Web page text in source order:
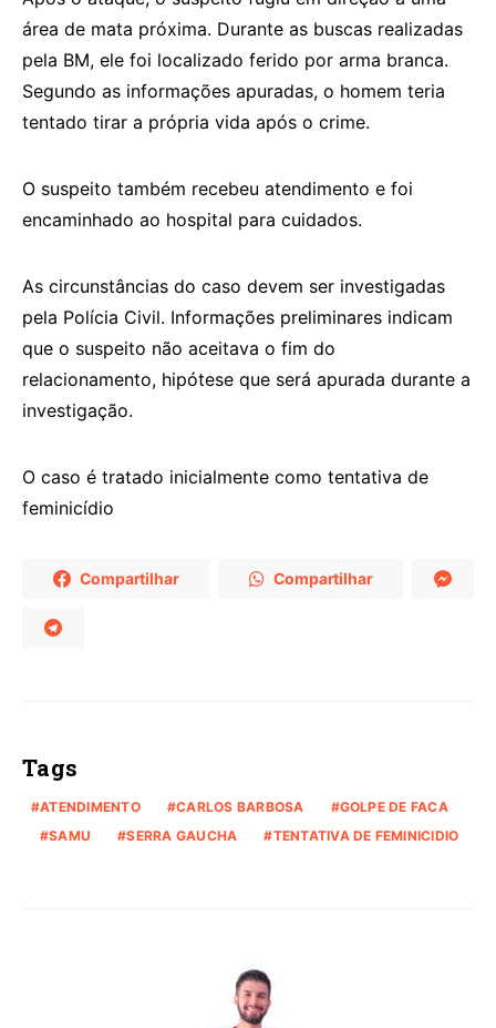
área de mata próxima. Durante as buscas realizadas
pela BM, ele foi localizado ferido por arma branca.
Segundo as informações apuradas, o homem teria
tentado tirar a própria vida após o crime.
O suspeito também recebeu atendimento e foi
encaminhado ao hospital para cuidados.
As circunstâncias do caso devem ser investigadas
pela Polícia Civil. Informações preliminares indicam
que o suspeito não aceitava o fim do
relacionamento, hipótese que será apurada durante a
investigação.
O caso é tratado inicialmente como tentativa de
feminicídio
Compartilhar Compartilhar
Tags
ATENDIMENTO CARLOS BARBOSA
GOLPE DE FACA
SAMU
SERRA GAUCHA TENTATIVA DE FEMINICIDIO